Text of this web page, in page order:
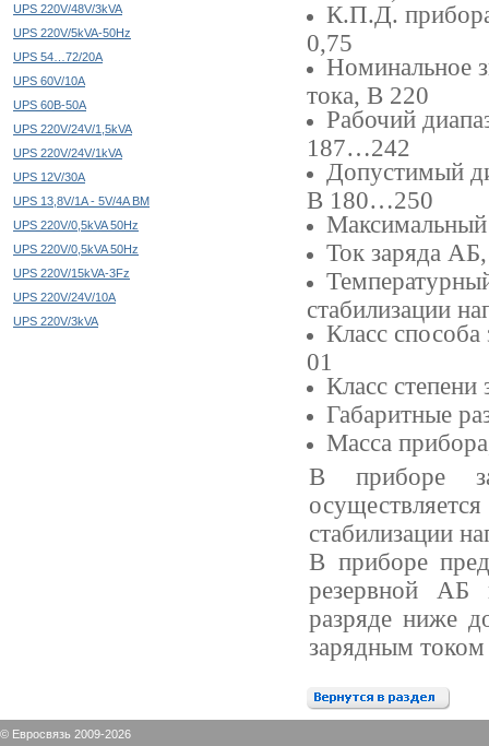
UPS 220V/48V/3kVA
UPS 220V/5kVA-50Hz
UPS 54…72/20А
UPS 60V/10A
UPS 60В-50А
UPS 220V/24V/1,5kVA
UPS 220V/24V/1kVA
UPS 12V/30A
UPS 13,8V/1A - 5V/4A BM
UPS 220V/0,5kVA 50Hz
UPS 220V/0,5kVA 50Hz
UPS 220V/15kVA-3Fz
UPS 220V/24V/10A
UPS 220V/3kVA
К.П.Д.
0,75
Номинальное
тока, В 220
Рабочий
187…242
Допустимый
В 180…250
Ток заряда
стабилизации
Класс
01
Класс
Габаритные
Масса
В приборе
стабилизации
В приборе
резервной АБ
разряде ниже
зарядным
© Евросвязь 2009-2026